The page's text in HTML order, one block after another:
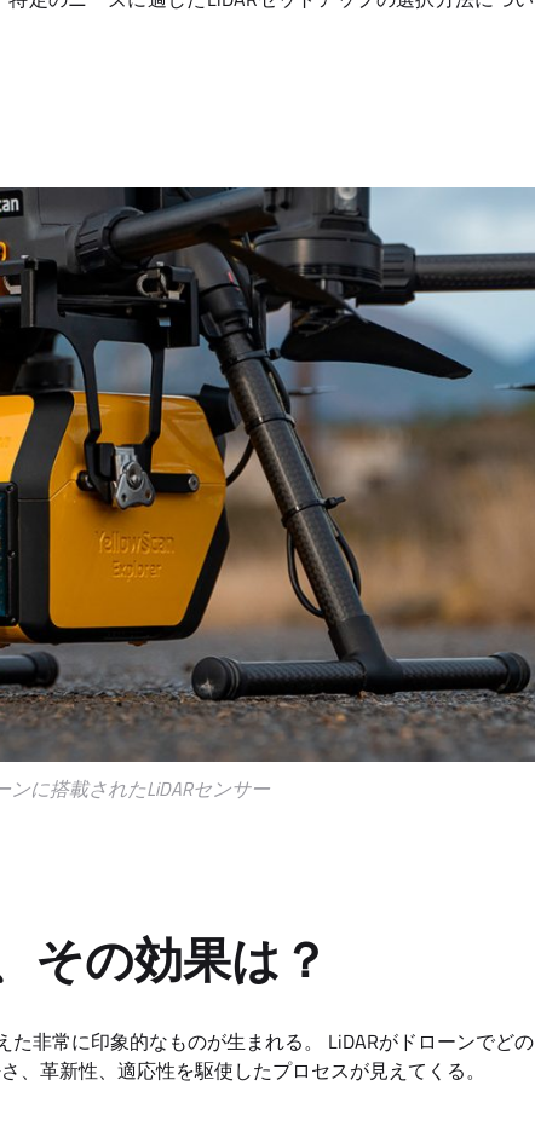
ンに搭載されたLiDARセンサー
その効果は？
非常に印象的なものが生まれる。 LiDARがドローンでどの
、革新性、適応性を駆使したプロセスが見えてくる。